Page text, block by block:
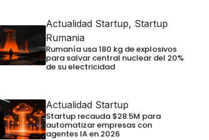
Actualidad Startup, Startup
Rumania
Rumanía usa 180 kg de explosivos
para salvar central nuclear del 20%
de su electricidad
Actualidad Startup
Startup recauda $28.5M para
automatizar empresas con
agentes IA en 2026